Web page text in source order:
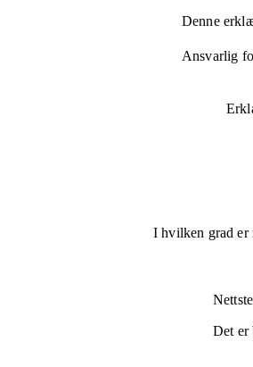
Denne
Ansvarlig
I hvilken grad er
Det er